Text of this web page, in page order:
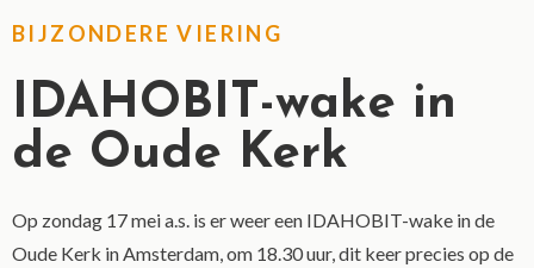
BIJZONDERE VIERING
IDAHOBIT-wake in
de Oude Kerk
Op zondag 17 mei a.s. is er weer een IDAHOBIT-wake in de
Oude Kerk in Amsterdam, om 18.30 uur, dit keer precies op de